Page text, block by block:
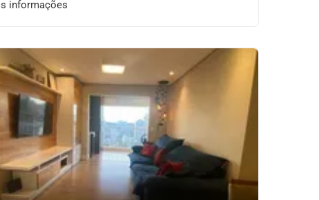
informações